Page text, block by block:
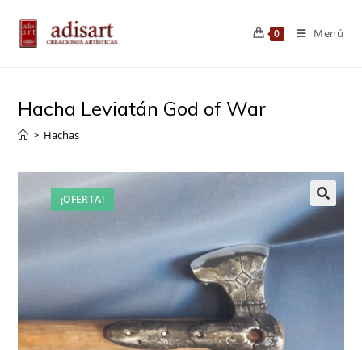
contenido
0 Menú
Hacha Leviatán God of War
> Hachas
¡OFERTA!
🔍